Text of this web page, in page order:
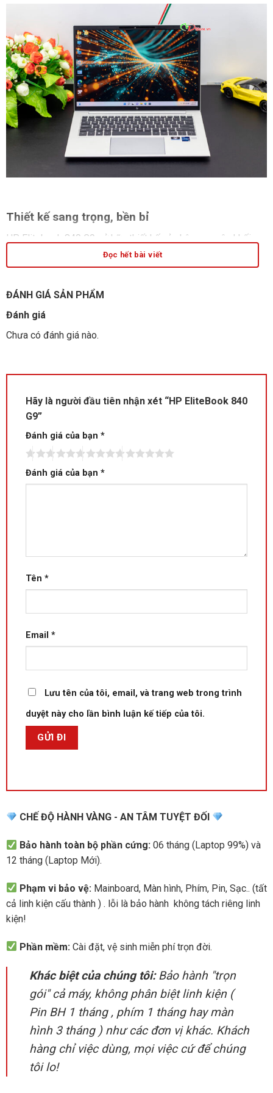
Thiết kế sang trọng, bền bỉ
HP Elitebook 840 G9 sở hữu thiết kế vỏ nhôm nguyên khối,
mang lại vẻ ngoài sang trọng, đẳng cấp. Laptop có trọng
lượng nhẹ, giúp người dùng dễ dàng mang theo khi di chuyển.
có khả năng chống va đập, rung lắc và nhiệt độ khắc nghiệt,
đảm bảo độ bền theo thời gian.
(1920×1080), mang lại chất lượng hiển thị sắc nét, màu sắc
trong môi trường có ánh sáng mạnh. Ngoài ra, viền màn hình
mỏng giúp tối ưu không gian hiển thị, mang lại trải nghiệm làm
việc và giải trí tốt hơn.
Hiệu năng mạnh mẽ với Intel Core i5-1245U
Sức mạnh của HP Elitebook 840 G9 đến từ vi xử lý Intel Core
i5-1245U thuộc thế hệ Alder Lake, với 10 nhân và 12 luồng,
Xung nhịp tối đa lên đến 4.4GHz, đảm bảo hiệu suất ổn định
Kết hợp với bộ nhớ RAM 16GB DDR5, laptop có thể mở nhiều
tab trình duyệt, làm việc trên các phần mềm nặng như
Photoshop, AutoCAD mà không gặp tình trạng giật lag. Ổ
cứng SSD 512GB không chỉ giúp khởi động máy nhanh mà
còn đảm bảo tốc độ đọc/ghi dữ liệu cao, nâng cao hiệu suất
làm việc
Đọc hết bài viết
ĐÁNH GIÁ SẢN PHẨM
Đánh giá
Chưa có đánh giá nào.
Hãy là người đầu tiên nhận xét “HP EliteBook 840
G9”
Đánh giá của bạn *
Đánh giá của bạn *
Tên *
Email *
Lưu tên của tôi, email, và trang web trong trình
duyệt này cho lần bình luận kế tiếp của tôi.
CHẾ ĐỘ HÀNH VÀNG - AN TÂM TUYỆT ĐỐI
Bảo hành toàn bộ phần cứng: 06 tháng (Laptop 99%) và
12 tháng (Laptop Mới).
Phạm vi bảo vệ: Mainboard, Màn hình, Phím, Pin, Sạc.. (tất
cả linh kiện cấu thành ) . lỗi là bảo hành không tách riêng linh
kiện!
Phần mềm: Cài đặt, vệ sinh miễn phí trọn đời.
Khác biệt của chúng tôi:Bảo hành "trọn
gói" cả máy, không phân biệt linh kiện (
Pin BH 1 tháng , phím 1 tháng hay màn
hình 3 tháng ) như các đơn vị khác. Khách
hàng chỉ việc dùng, mọi việc cứ để chúng
tôi lo!